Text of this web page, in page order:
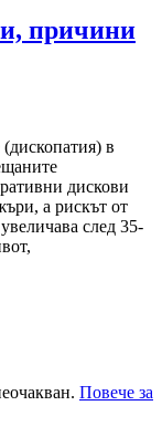
причини
в
дискови
а рискът от
след 35-
Повече за